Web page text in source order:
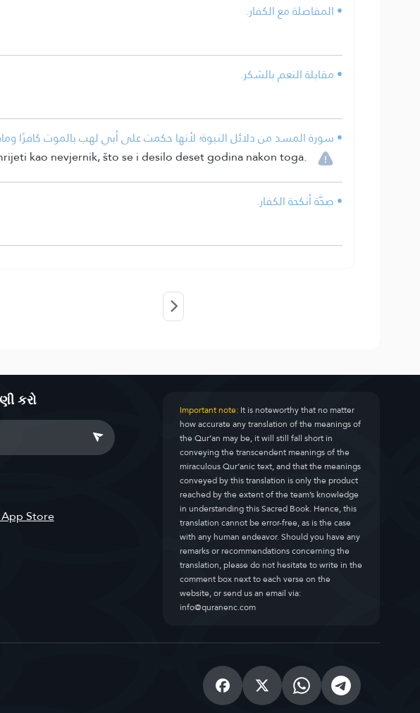
• المفاصلة مع الكفار.
• مقابلة النعم بالشكر.
• سورة المسد من دلائل النبوة؛ لأنها حكمت على أبي لهب بالموت كافرًا
kao nevjernik, što se i desilo deset godina nakon toga.
• صِحَّة أنكحة الكفار.
કરો Important note:It is noteworthy that no matter
how accurate any translation of the meanings of
the Qur’an may be, it will still fall short in
conveying the transcendent meanings of the
miraculous Qur’anic text, and that the meanings
conveyed by this translation is only the product
reached by the extent of the team’s knowledge
in understanding this Sacred Book. Hence, this
translation cannot be error-free, as is the case
with any human endeavor. Should you have any
remarks or recommendations concerning the
translation, please do not hesitate to write in the
comment box next to each verse on the
website, or send us an email via:
info@quranenc.com